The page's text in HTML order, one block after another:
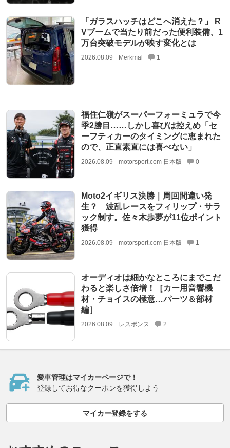
「ガラスハッチはどこへ消えた？」 R
Vブームで当たり前だった便利装備、1
万台突破モデルが映す変化とは
2026.08.09 Merkmal 1
福住仁嶺がスーパーフォーミュラで今
季2勝目……しかし喜びは控えめ「セ
ーフティカーのタイミングに恵まれた
ので、正直素直には喜べない」
2026.08.09 motorsport.com 日本版 0
Moto2イギリス決勝｜周回間違い発
生？ 波乱レースをフィリップ・サラ
ック制す。佐々木歩夢が11位ポイント
獲得
2026.08.09 motorsport.com 日本版 1
オーディオは細かなところにまでこだ
わると楽しさ倍増！［カー用音響機
材・チョイスの極意…パーツ＆部材
編］
2026.08.09 レスポンス 2
愛車管理はマイカーページで！
登録してお得なクーポンを獲得しよう
マイカー登録をする